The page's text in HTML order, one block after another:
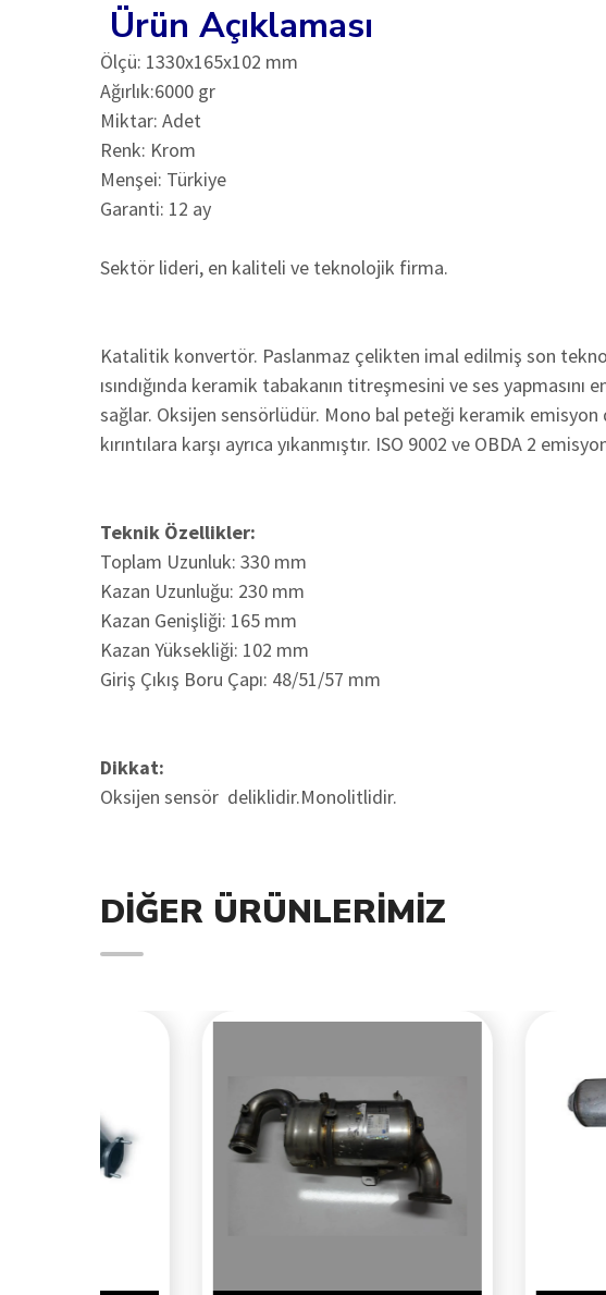
Ürün Açıklaması
Ölçü: 1330x165x102 mm
Ağırlık:6000 gr
Miktar: Adet
Renk: Krom
Menşei: Türkiye
Garanti: 12 ay
Sektör lideri, en kaliteli ve teknolojik firma.
Katalitik konvertör. Paslanmaz çelikten imal edilmiş son
ısındığında keramik tabakanın titreşmesini ve ses yapmasını
sağlar. Oksijen sensörlüdür. Mono bal peteği keramik emisyon
kırıntılara karşı ayrıca yıkanmıştır. ISO 9002 ve OBDA 2
Teknik Özellikler:
Toplam Uzunluk: 330 mm
Kazan Uzunluğu: 230 mm
Kazan Genişliği: 165 mm
Kazan Yüksekliği: 102 mm
Giriş Çıkış Boru Çapı: 48/51/57 mm
Dikkat:
Oksijen sensör deliklidir.Monolitlidir.
DIĞER ÜRÜNLERIMIZ